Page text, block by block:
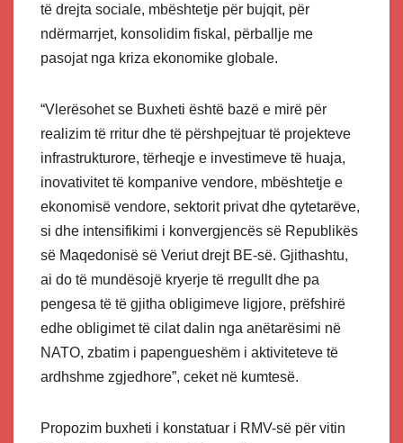
të drejta sociale, mbështetje për bujqit, për
ndërmarrjet, konsolidim fiskal, përballje me
pasojat nga kriza ekonomike globale.
“Vlerësohet se Buxheti është bazë e mirë për
realizim të rritur dhe të përshpejtuar të projekteve
infrastrukturore, tërheqje e investimeve të huaja,
inovativitet të kompanive vendore, mbështetje e
ekonomisë vendore, sektorit privat dhe qytetarëve,
si dhe intensifikimi i konvergjencës së Republikës
së Maqedonisë së Veriut drejt BE-së. Gjithashtu,
ai do të mundësojë kryerje të rregullt dhe pa
pengesa të të gjitha obligimeve ligjore, prëfshirë
edhe obligimet të cilat dalin nga anëtarësimi në
NATO, zbatim i papengueshëm i aktiviteteve të
ardhshme zgjedhore”, ceket në kumtesë.
Propozim buxheti i konstatuar i RMV-së për vitin